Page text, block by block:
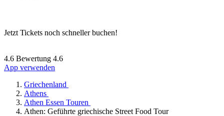
Jetzt Tickets noch schneller buchen!
4.6 Bewertung 4.6
App verwenden
Griechenland
Athens
Athen Essen Touren
Athen: Geführte griechische Street Food Tour